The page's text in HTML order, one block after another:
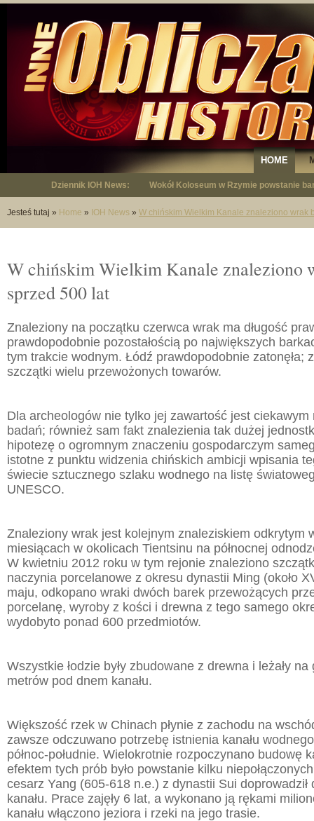
HOME
Dziennik IOH News: Wokół Koloseum w Rzymie powstanie
"Niepodległy - opowieść o Januszu
Jesteś tutaj » Home » IOH News » W chińskim Wielkim Kanale znaleziono wrak
W chińskim Wielkim Kanale znaleziono
sprzed 500 lat
Znaleziony na początku czerwca wrak ma długość
prawdopodobnie pozostałością po największych
tym trakcie wodnym. Łódź prawdopodobnie zatonęła;
szczątki wielu przewożonych towarów.
Dla archeologów nie tylko jej zawartość jest ciekawym
badań; również sam fakt znalezienia tak dużej
hipotezę o ogromnym znaczeniu gospodarczym
istotne z punktu widzenia chińskich ambicji wpisania
świecie sztucznego szlaku wodnego na listę
UNESCO.
Znaleziony wrak jest kolejnym znaleziskiem odkrytym
miesiącach w okolicach Tientsinu na północnej
W kwietniu 2012 roku w tym rejonie znaleziono
naczynia porcelanowe z okresu dynastii Ming (około
maju, odkopano wraki dwóch barek przewożących
porcelanę, wyroby z kości i drewna z tego samego
wydobyto ponad 600 przedmiotów.
Wszystkie łodzie były zbudowane z drewna i leżały na
metrów pod dnem kanału.
Większość rzek w Chinach płynie z zachodu na
zawsze odczuwano potrzebę istnienia kanału
północ-południe. Wielokrotnie rozpoczynano budowę
efektem tych prób było powstanie kilku
cesarz Yang (605-618 n.e.) z dynastii Sui doprowadził
kanału. Prace zajęły 6 lat, a wykonano ją rękami
kanału włączono jeziora i rzeki na jego trasie.